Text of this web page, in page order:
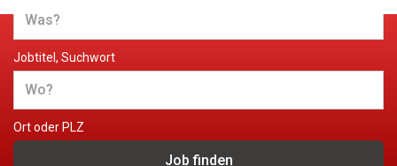
Jobtitel, Suchwort
Ort oder PLZ